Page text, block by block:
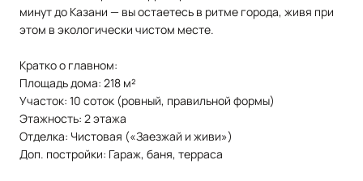
минут до Казани — вы остаетесь в ритме города, живя при
этом в экологически чистом месте.
Кратко о главном:
Площадь дома: 218 м²
Участок: 10 соток (ровный, правильной формы)
Этажность: 2 этажа
Отделка: Чистовая («Заезжай и живи»)
Доп. постройки: Гараж, баня, терраса